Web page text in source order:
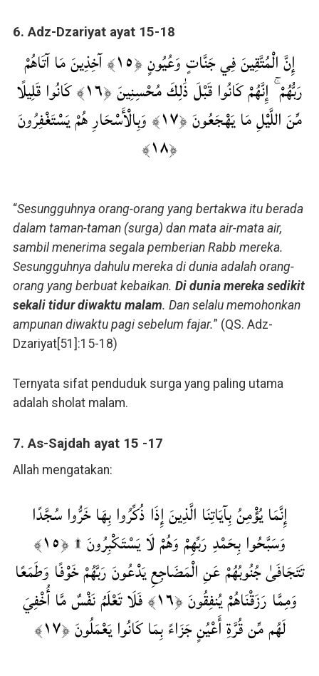
6. Adz-Dzariyat ayat 15-18
إِنَّ الْمُتَّقِينَ فِي جَنَّاتٍ وَعُيُونٍ ﴿١٥﴾ آخِذِينَ مَا آتَاهُمْ
رَبُّهُمْ ۚ إِنَّهُمْ كَانُوا قَبْلَ ذَٰلِكَ مُحْسِنِينَ ﴿١٦﴾ كَانُوا قَلِيلًا
مِّنَ اللَّيْلِ مَا يَهْجَعُونَ ﴿١٧﴾ وَبِالْأَسْحَارِ هُمْ يَسْتَغْفِرُونَ
﴿١٨﴾
“Sesungguhnya orang-orang yang bertakwa itu berada
dalam taman-taman (surga) dan mata air-mata air,
sambil menerima segala pemberian Rabb mereka.
Sesungguhnya dahulu mereka di dunia adalah orang-
orang yang berbuat kebaikan. Di dunia mereka sedikit
sekali tidur diwaktu malam. Dan selalu memohonkan
ampunan diwaktu pagi sebelum fajar.” (QS. Adz-
Dzariyat[51]:15-18)
Ternyata sifat penduduk surga yang paling utama
adalah sholat malam.
7. As-Sajdah ayat 15 -17
Allah mengatakan:
إِنَّمَا يُؤْمِنُ بِآيَاتِنَا الَّذِينَ إِذَا ذُكِّرُوا بِهَا خَرُّوا سُجَّدًا
وَسَبَّحُوا بِحَمْدِ رَبِّهِمْ وَهُمْ لَا يَسْتَكْبِرُونَ ۩ ﴿١٥﴾
تَتَجَافَىٰ جُنُوبُهُمْ عَنِ الْمَضَاجِعِ يَدْعُونَ رَبَّهُمْ خَوْفًا وَطَمَعًا
وَمِمَّا رَزَقْنَاهُمْ يُنفِقُونَ ﴿١٦﴾ فَلَا تَعْلَمُ نَفْسٌ مَّا أُخْفِيَ
لَهُم مِّن قُرَّةِ أَعْيُنٍ جَزَاءً بِمَا كَانُوا يَعْمَلُونَ ﴿١٧﴾